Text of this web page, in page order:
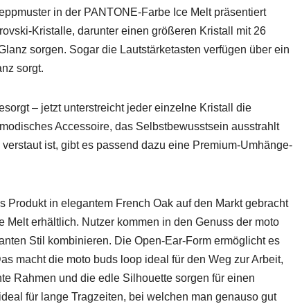
in der PAN­TONE-Farbe Ice Melt präsen­tiert
Kristalle, darunter einen größeren Kristall mit 26
sor­gen. Sog­ar die Laut­stär­ke­tas­ten ver­fü­gen über ein
sorgt.
– jet­zt unter­stre­icht jed­er einzelne Kristall die
Acces­soire, das Selb­st­be­wusst­sein ausstrahlt
ist, gibt es passend dazu eine Pre­mi­um-Umhänge­
in ele­gan­tem French Oak auf den Markt gebracht
erhältlich. Nutzer kom­men in den Genuss der moto
Stil kom­binieren. Die Open-Ear-Form ermöglicht es
macht die moto buds loop ide­al für den Weg zur Arbeit,
Rah­men und die edle Sil­hou­ette sor­gen für einen
für lange Tragzeit­en, bei welchen man genau­so gut